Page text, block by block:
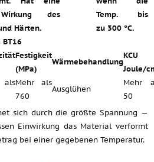
des
Härten.
Temp. bis
zu 300 °C.
ВТ16
Festigkeit
(MPa)
Wärmebehandlung
KCU
Joule/
alsMehr als
760
Ausglühen
Mehr
50
sich durch die größte Spannung —
Einwirkung das Material verformt
bei einer gegebenen Temperatur.